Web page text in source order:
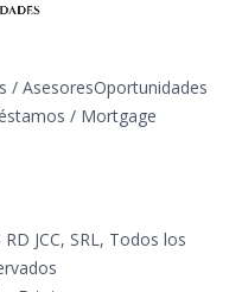
/ AsesoresOportunidades
/ Mortgage
JCC, SRL, Todos los